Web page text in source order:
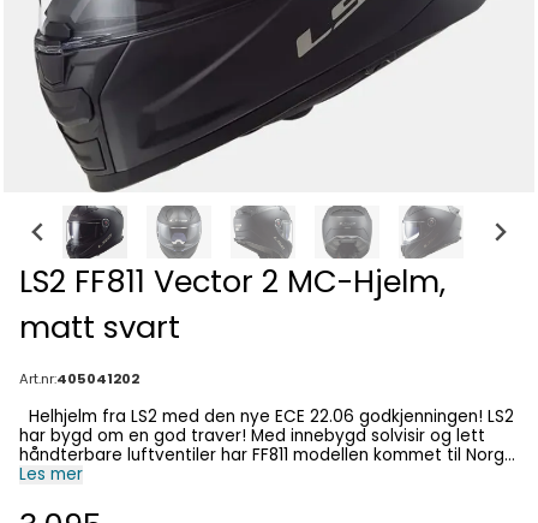
LS2 FF811 Vector 2 MC-Hjelm,
matt svart
Art.nr:405041202
har bygd om en god traver! Med innebygd solvisir og lett
håndterbare luftventiler har FF811 modellen kommet til Norge
med stor kjærlighet som en sterk kandidat fra LS2 med den
hjelm i brukervennlig design (High Performance Fiber
Les mer